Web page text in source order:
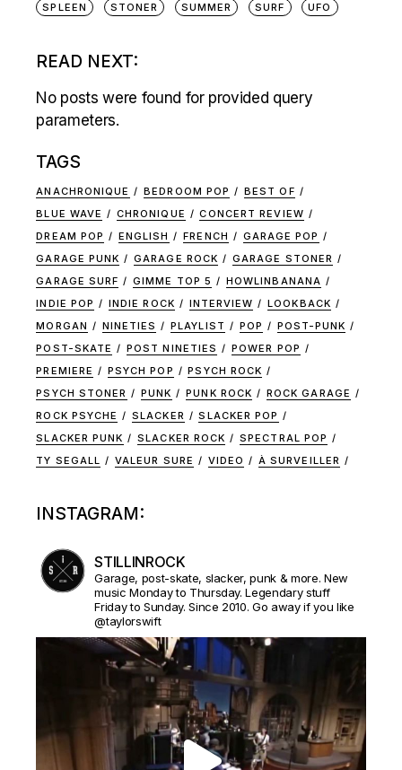
SPLEEN STONER SUMMER SURF UFO
READ NEXT:
No posts were found for provided query
parameters.
TAGS
ANACHRONIQUE BEDROOM POP
BEST OF
BLUE WAVE
CHRONIQUE
CONCERT REVIEW
DREAM POP
ENGLISH FRENCH
GARAGE POP
GARAGE PUNK
GARAGE ROCK
GARAGE STONER
GARAGE SURF
GIMME TOP 5
HOWLINBANANA
INDIE POP
INDIE ROCK INTERVIEW
LOOKBACK
MORGAN
NINETIES PLAYLIST POP
POST-PUNK
POST-SKATE
POST NINETIES
POWER POP
PREMIERE
PSYCH POP
PSYCH ROCK
PSYCH STONER
PUNK PUNK ROCK
ROCK GARAGE
ROCK PSYCHE
SLACKER
SLACKER POP
SLACKER PUNK
SLACKER ROCK
SPECTRAL POP
TY SEGALL
VALEUR SURE VIDEO À SURVEILLER
INSTAGRAM:
STILLINROCK
Garage, post-skate, slacker, punk & more. New
music Monday to Thursday. Legendary stuff
Friday to Sunday. Since 2010. Go away if you like
@taylorswift